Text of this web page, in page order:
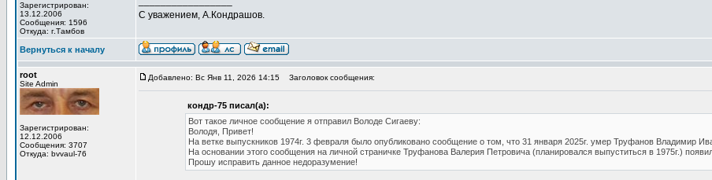
Зарегистрирован:
13.12.2006
Сообщения: 1596
Откуда: г.Тамбов
С уважением, А.Кондрашов.
Вернуться к началу
root
Site Admin
Зарегистрирован:
12.12.2006
Сообщения: 3707
Откуда: bvvaul-76
Добавлено: Вс Янв 11, 2026 14:15 Заголовок сообщения:
кондр-75 писал(а):
Вот такое личное сообщение я отправил Володе Сигаеву:
Володя, Привет!
На ветке выпускников 1974г. 3 февраля было опубликовано сообщение о том, что 31 января 2025г. умер Труфанов Владимир
На основании этого сообщения на личной страничке Труфанова Валерия Петровича (планировался выпуститься в 1975г.)
Прошу исправить данное недоразумение!